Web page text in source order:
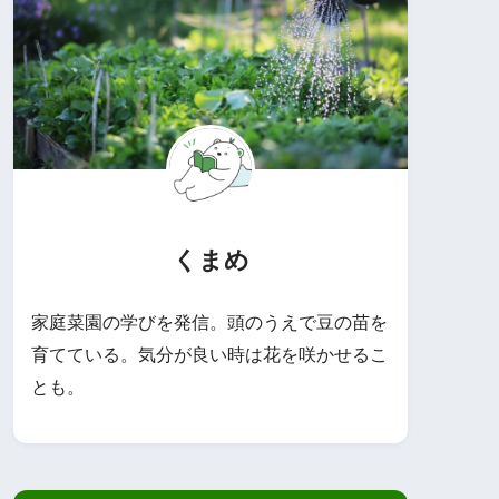
くまめ
家庭菜園の学びを発信。頭のうえで豆の苗を
育てている。気分が良い時は花を咲かせるこ
とも。